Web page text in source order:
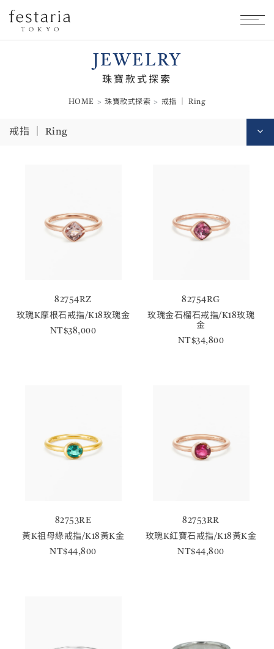
JEWELRY
珠寶款式探索
HOME 珠寶款式探索 戒指 │ Ring
戒指 │ Ring
82754RZ
玫瑰K摩根石戒指/K18玫瑰金
NT$38,000
82754RG
玫瑰金石榴石戒指/K18玫瑰
金
NT$34,800
82753RE
黃K祖母綠戒指/K18黃K金
NT$44,800
82753RR
玫瑰K紅寶石戒指/K18黃K金
NT$44,800